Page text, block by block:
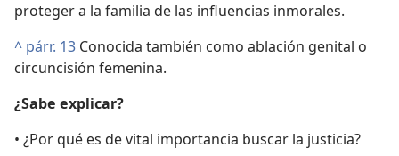
proteger a la familia de las influencias inmorales.
^ párr. 13 Conocida también como ablación genital o
circuncisión femenina.
¿Sabe explicar?
• ¿Por qué es de vital importancia buscar la justicia?